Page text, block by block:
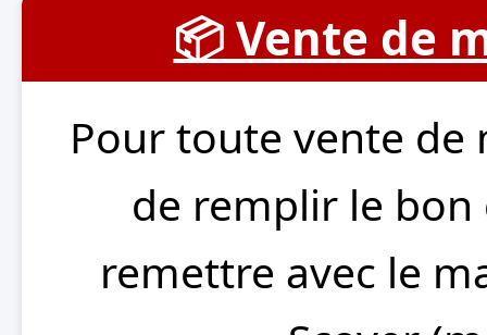
📦 Vente de
Pour toute vente de
de remplir le
remettre avec le